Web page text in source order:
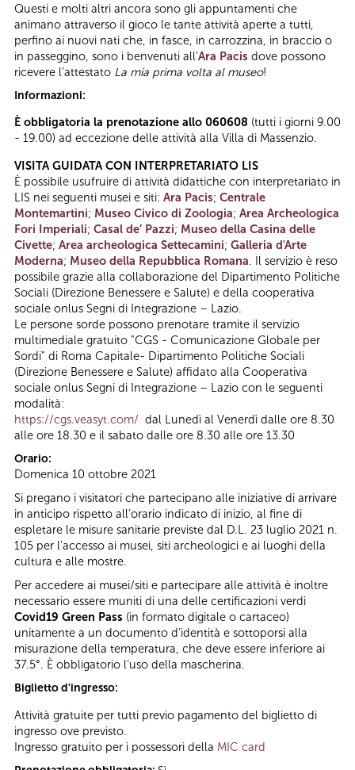
Questi e molti altri ancora sono gli appuntamenti che
animano attraverso il gioco le tante attività aperte a tutti,
perfino ai nuovi nati che, in fasce, in carrozzina, in braccio o
in passeggino, sono i benvenuti all’Ara Pacis dove possono
ricevere l’attestato La mia prima volta al museo!
Informazioni:
È obbligatoria la prenotazione allo 060608 (tutti i giorni 9.00
- 19.00) ad eccezione delle attività alla Villa di Massenzio.
VISITA GUIDATA CON INTERPRETARIATO LIS
È possibile usufruire di attività didattiche con interpretariato in
LIS nei seguenti musei e siti: Ara Pacis; Centrale
Montemartini; Museo Civico di Zoologia; Area Archeologica
Fori Imperiali; Casal de’ Pazzi; Museo della Casina delle
Civette; Area archeologica Settecamini; Galleria d'Arte
Moderna; Museo della Repubblica Romana. Il servizio è reso
possibile grazie alla collaborazione del Dipartimento Politiche
Sociali (Direzione Benessere e Salute) e della cooperativa
sociale onlus Segni di Integrazione – Lazio.
Le persone sorde possono prenotare tramite il servizio
multimediale gratuito "CGS - Comunicazione Globale per
Sordi" di Roma Capitale- Dipartimento Politiche Sociali
(Direzione Benessere e Salute) affidato alla Cooperativa
sociale onlus Segni di Integrazione – Lazio con le seguenti
modalità:
https://cgs.veasyt.com/ dal Lunedì al Venerdì dalle ore 8.30
alle ore 18.30 e il sabato dalle ore 8.30 alle ore 13.30
Orario:
Domenica 10 ottobre 2021
Si pregano i visitatori che partecipano alle iniziative di arrivare
in anticipo rispetto all’orario indicato di inizio, al fine di
espletare le misure sanitarie previste dal D.L. 23 luglio 2021 n.
105 per l’accesso ai musei, siti archeologici e ai luoghi della
cultura e alle mostre.
Per accedere ai musei/siti e partecipare alle attività è inoltre
necessario essere muniti di una delle certificazioni verdi
Covid19 Green Pass (in formato digitale o cartaceo)
unitamente a un documento d’identità e sottoporsi alla
misurazione della temperatura, che deve essere inferiore ai
37.5°. È obbligatorio l’uso della mascherina.
Biglietto d'ingresso:
Attività gratuite per tutti previo pagamento del biglietto di
ingresso ove previsto.
Ingresso gratuito per i possessori della MIC card